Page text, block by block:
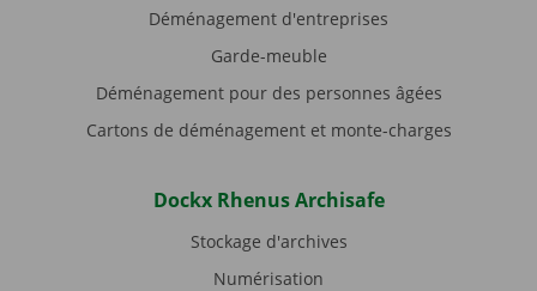
Déménagement d'entreprises
Garde-meuble
Déménagement pour des personnes âgées
Cartons de déménagement et monte-charges
Dockx Rhenus Archisafe
Stockage d'archives
Numérisation